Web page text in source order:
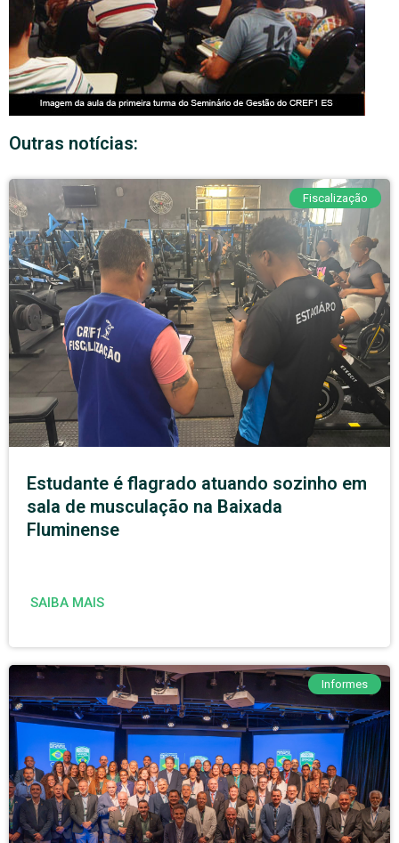
Outras notícias:
Fiscalização
Estudante é flagrado atuando sozinho em
sala de musculação na Baixada
Fluminense
SAIBA MAIS
Informes